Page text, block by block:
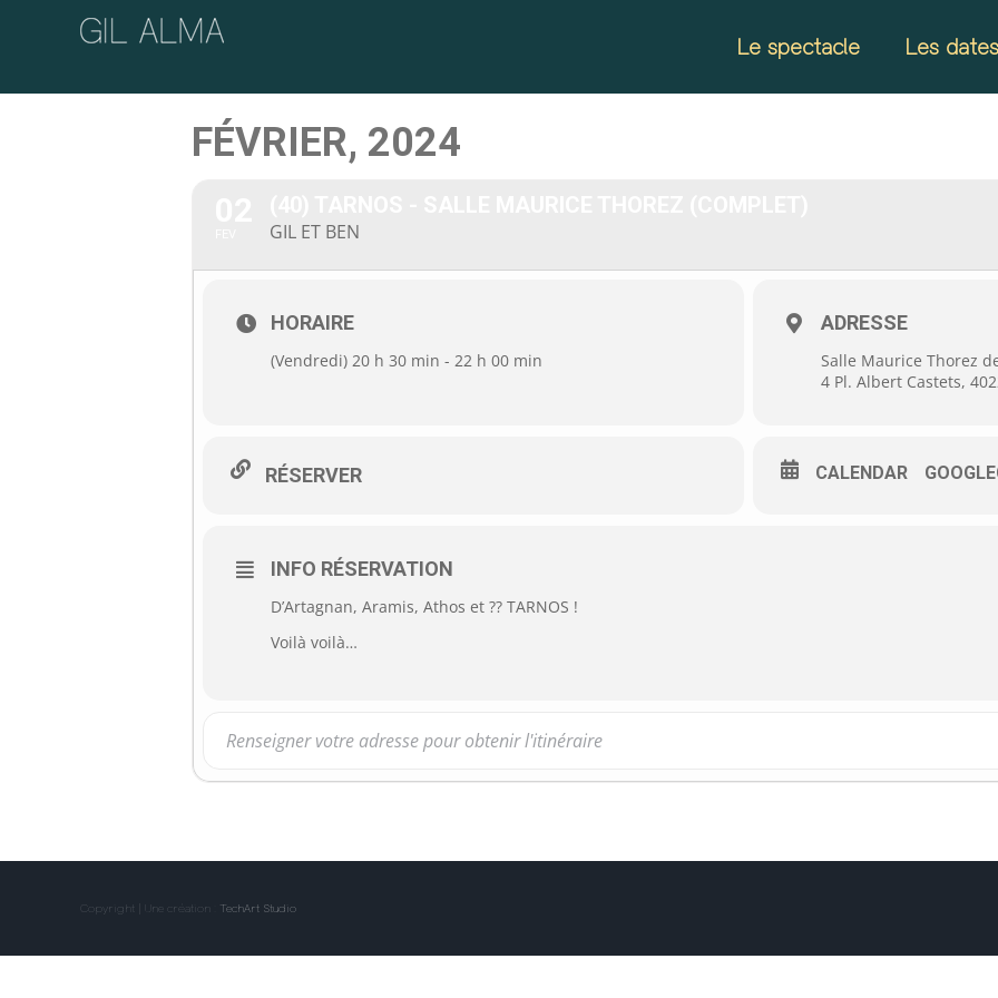
Le spectacle Les dates
FÉVRIER, 2024
GIL ET BEN
HORAIRE
(Vendredi) 20 h 30 min - 22 h 00 min
ADRESSE
Salle Maurice Thorez
4 Pl. Albert Castets,
RÉSERVER CALENDAR
INFO RÉSERVATION
D’Artagnan, Aramis, Athos et ?? TARNOS !
Voilà voilà…
Copyright | Une création : TechArt Studio